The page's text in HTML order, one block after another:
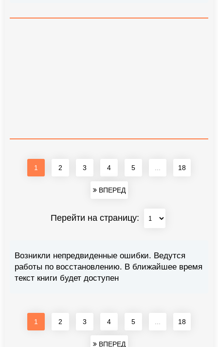
1 2 3 4 5 18
ВПЕРЕД
Перейти на страницу:
Возникли непредвиденные ошибки. Ведутся
работы по восстановлению. В ближайшее время
текст книги будет доступен
1 2 3 4 5 18
ВПЕРЕД